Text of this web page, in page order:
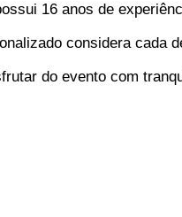
16 anos de
considera cada
do evento com